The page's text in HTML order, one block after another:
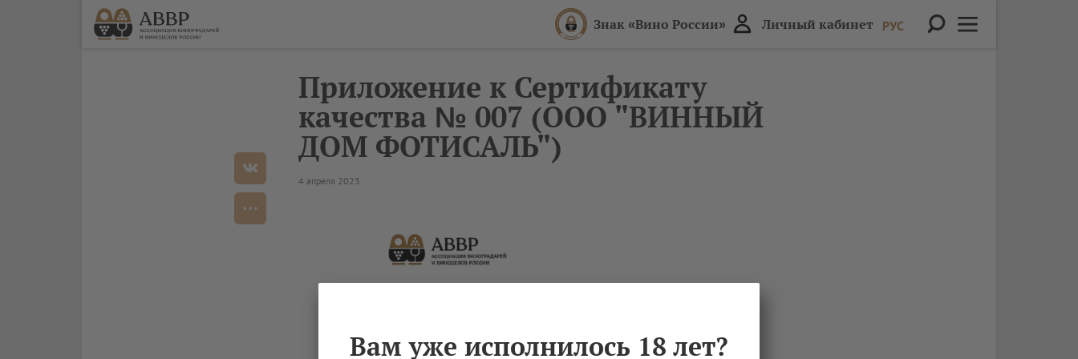
Знак «Вино России» Личный кабинет РУС
Приложение к Сертификату
качества № 007 (ООО "ВИННЫЙ
ДОМ ФОТИСАЛЬ")
4 апреля 2023
Вам уже исполнилось 18 лет?